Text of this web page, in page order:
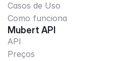
Casos de Uso
Como funciona
Mubert API
API
Preços